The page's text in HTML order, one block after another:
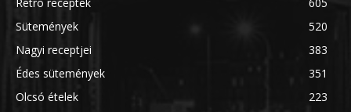
Retro receptek
605
Sütemények
520
Nagyi receptjei
383
Édes sütemények
351
Olcsó ételek
223